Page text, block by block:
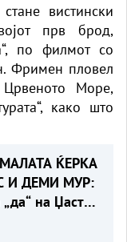
вистински
прв брод,
по филмот со
Фримен пловел
Море,
како што
ЌЕРКА
И ДЕМИ МУР:
на Џастин